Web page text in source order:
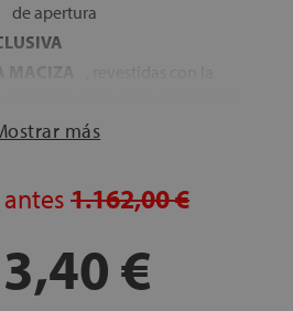
de apertura
32 cm
24 cm útiles
más
antes 1.162,00 €
€